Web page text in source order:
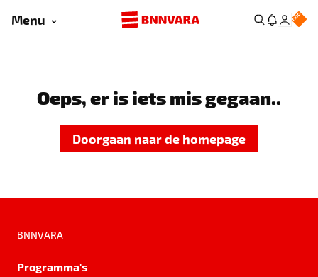
Menu
Oeps, er is iets mis gegaan..
Doorgaan naar de homepage
BNNVARA
Programma's